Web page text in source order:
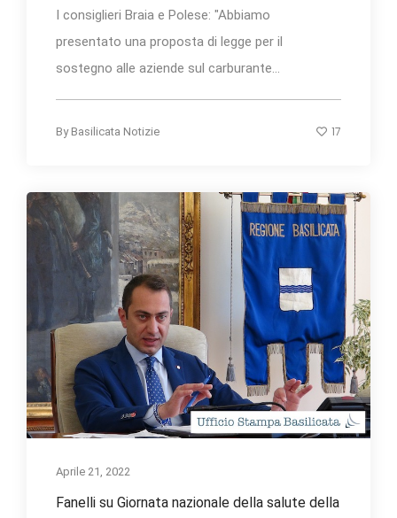
I consiglieri Braia e Polese: "Abbiamo
presentato una proposta di legge per il
sostegno alle aziende sul carburante...
By Basilicata Notizie 17
Aprile 21, 2022
Fanelli su Giornata nazionale della salute della